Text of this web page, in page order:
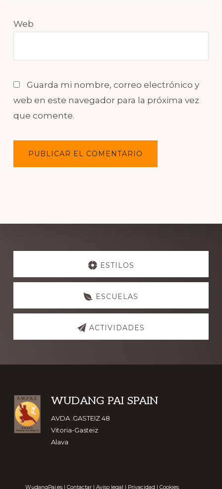
Web
Guarda mi nombre, correo electrónico y
web en este navegador para la próxima vez
que comente.
Explore
ESTILOS
ESCUELAS
ACTIVIDADES
Footer
WUDANG PAI SPAIN
AVDA .GASTEIZ 48
Vitoria-Gasteiz
Alava
WudangPai.es| Contactar| Aviso legal | Privacidad | Cookies